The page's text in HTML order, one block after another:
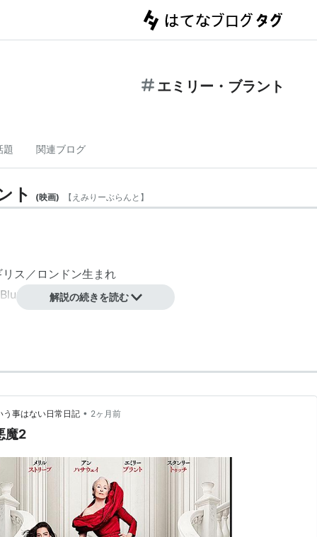
エミリー・ブラント
題 関連ブログ
ト (映画) 【 えみりーぶらんと 】
ス／ロンドン生まれ
の間に生まれる。
と共演した"The Royal Family"で舞台デビューし、イヴニン
を受賞した。2007年には、「
演女優賞にノミネートされたほか、テレビ映画「
：夫（2010年7月-）
解説の続きを読む
う事はない日常日記 • 2ヶ月前
魔2